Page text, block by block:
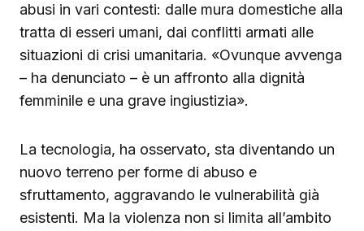
abusi in vari contesti: dalle mura domestiche alla
tratta di esseri umani, dai conflitti armati alle
situazioni di crisi umanitaria. «Ovunque avvenga
– ha denunciato – è un affronto alla dignità
femminile e una grave ingiustizia».
La tecnologia, ha osservato, sta diventando un
nuovo terreno per forme di abuso e
sfruttamento, aggravando le vulnerabilità già
esistenti. Ma la violenza non si limita all’ambito